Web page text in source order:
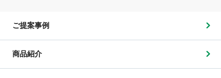
ご提案事例
商品紹介